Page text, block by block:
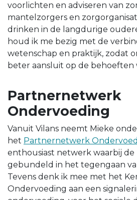
voorlichten en adviseren van
mantelzorgers en
drinken in de langdurige
houd ik me bezig met de
wetenschap en praktijk, zodat
beter aansluit op de behoeften
Partnernetwerk
Ondervoeding
Vanuit Vilans neemt Mieke
het Partnernetwerk
enthousiast netwerk waarbij
gebundeld in het tegengaan
Tevens denk ik mee met het
Ondervoeding aan een